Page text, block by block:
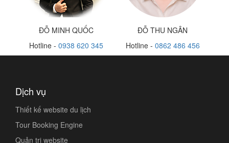
ĐỖ MINH QUỐC
Hotline - 0938 620 345
ĐỖ THU NGÂN
Hotline - 0862 486 456
Dịch vụ
Thiết kế website du lịch
Tour Booking Engine
Quản trị website